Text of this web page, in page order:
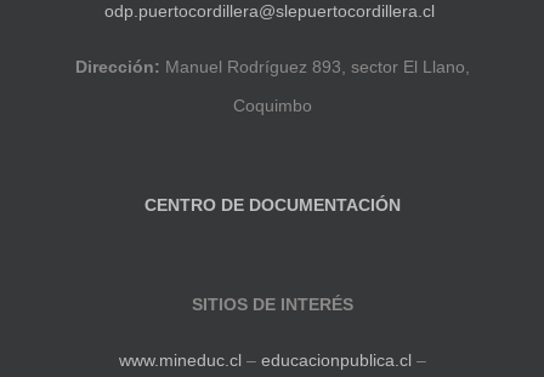
odp.puertocordillera@slepuertocordillera.cl
Dirección: Manuel Rodríguez 893, sector El Llano,
Coquimbo
CENTRO DE DOCUMENTACIÓN
SITIOS DE INTERÉS
www.mineduc.cl – educacionpublica.cl –